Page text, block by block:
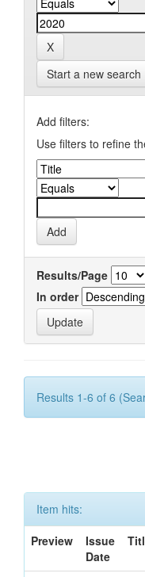
Start a new search
Add filters:
Use filters to refine
Results/Page
In order
Results 1-6 of 6
Item hits:
Preview
Issue
Date